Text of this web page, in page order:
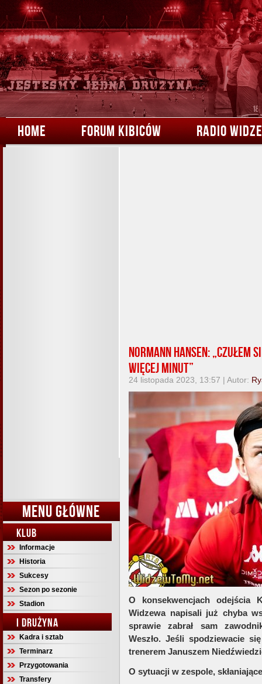
HOME FORUM KIBICÓW RADIO
MENU GŁÓWNE
KLUB
Informacje
Historia
Sukcesy
Sezon po sezonie
Stadion
I DRUŻYNA
Kadra i sztab
Terminarz
Przygotowania
Transfery
Normann Hansen:
więcej minut”
24 listopada 2023, 13:57 | Autor:
O konsekwencjach odejścia
Widzewa napisali już chyba
sprawie zabrał sam
Weszło. Jeśli spodziewacie
trenerem Januszem
O sytuacji w zespole,